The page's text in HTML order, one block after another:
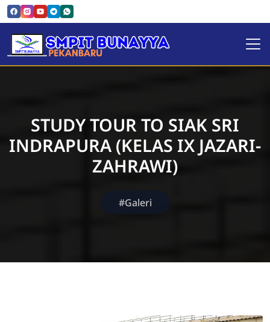
SMPIT Bunayya Pekanbaru
STUDY TOUR TO SIAK SRI
INDRAPURA (KELAS IX JAZARI-
ZAHRAWI)
#Galeri